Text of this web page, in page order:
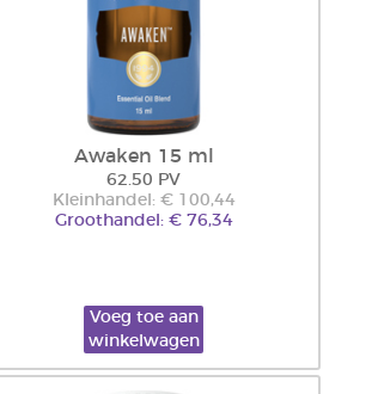
Awaken 15 ml
62.50 PV
Kleinhandel: € 100,44
Groothandel: € 76,34
Voeg toe aan
winkelwagen